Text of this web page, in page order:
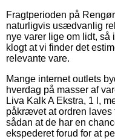
Fragtperioden på
naturligvis usædvanlig
nye varer lige om lidt,
klogt at vi finder det
relevante vare.
Mange internet outlets
hverdag på masser af
Liva Kalk A Ekstra, 1 l,
påkrævet at ordren laves
sådan at de har en
ekspederet forud for at